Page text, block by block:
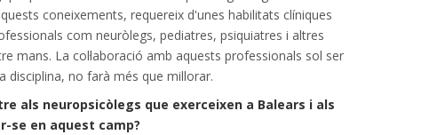
coneixements, requereix d'unes habilitats clíniques
com neuròlegs, pediatres, psiquiatres i altres
mans. La col·laboració amb aquests professionals sol ser
disciplina, no farà més que millorar.
als neuropsicòlegs que exerceixen a Balears i als
se en aquest camp?